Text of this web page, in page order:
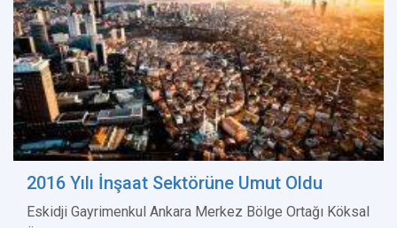
2016 Yılı İnşaat Sektörüne Umut Oldu
Eskidji Gayrimenkul Ankara Merkez Bölge Ortağı Köksal